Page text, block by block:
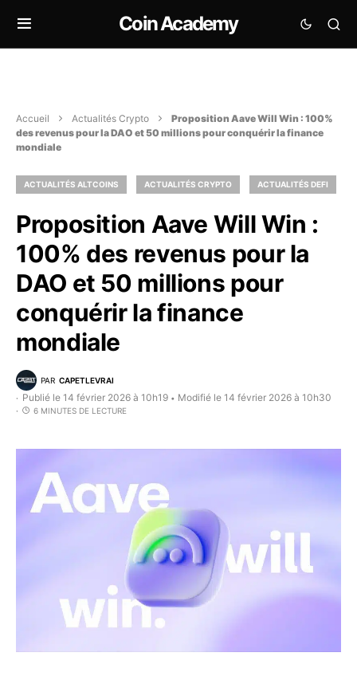
Coin Academy
Accueil Actualités Crypto
Proposition Aave Will Win : 100%
des revenus pour la DAO et 50 millions pour conquérir la finance
mondiale
ACTUALITÉS ALTCOINS ACTUALITÉS CRYPTO ACTUALITÉS DEFI
Proposition Aave Will Win :
100% des revenus pour la
DAO et 50 millions pour
conquérir la finance
mondiale
PAR CAPETLEVRAI
Publié le 14 février 2026 à 10h19 • Modifié le 14 février 2026 à 10h30
6 MINUTES DE LECTURE